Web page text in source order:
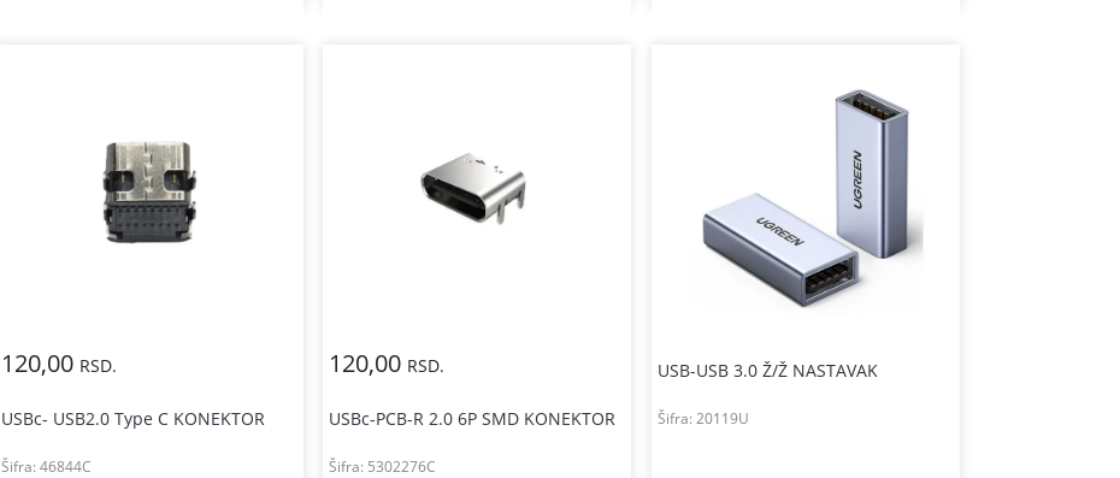
120,00 RSD.
USBc- USB2.0 Type C KONEKTOR
Šifra:46844C
120,00 RSD.
USBc-PCB-R 2.0 6P SMD KONEKTOR
Šifra: 5302276C
USB-USB 3.0 Ž/Ž NASTAVAK
Šifra: 20119U